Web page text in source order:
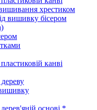
хрестиком
вишивку бісером
канві
основі *